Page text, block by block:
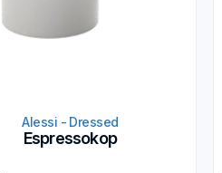
Alessi - Dressed
Espressokop